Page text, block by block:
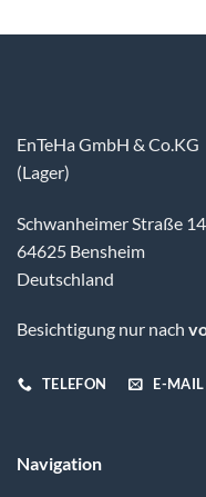
EnTeHa GmbH & Co.KG
(Lager)
Schwanheimer Straße
64625 Bensheim
Deutschland
Besichtigung nur nach
TELEFON E-MAIL
Navigation